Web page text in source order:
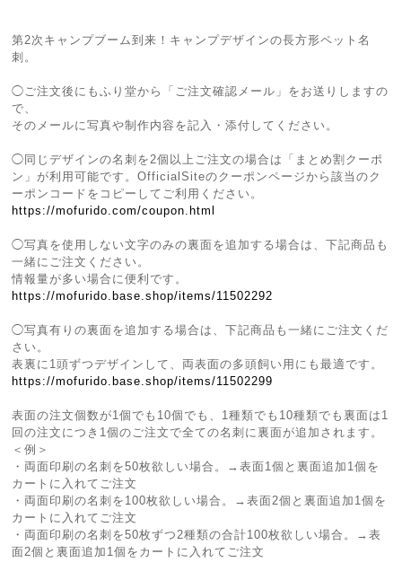
第2次キャンプブーム到来！キャンプデザインの長方形ペット名
刺。
◯ご注文後にもふり堂から「ご注文確認メール」をお送りしますの
で、
そのメールに写真や制作内容を記入・添付してください。
◯同じデザインの名刺を2個以上ご注文の場合は「まとめ割クーポ
ン」が利用可能です。OfficialSiteのクーポンページから該当のク
ーポンコードをコピーしてご利用ください。
https://mofurido.com/coupon.html
◯写真を使用しない文字のみの裏面を追加する場合は、下記商品も
一緒にご注文ください。
情報量が多い場合に便利です。
https://mofurido.base.shop/items/11502292
◯写真有りの裏面を追加する場合は、下記商品も一緒にご注文くだ
さい。
表裏に1頭ずつデザインして、両表面の多頭飼い用にも最適です。
https://mofurido.base.shop/items/11502299
表面の注文個数が1個でも10個でも、1種類でも10種類でも裏面は1
回の注文につき1個のご注文で全ての名刺に裏面が追加されます。
＜例＞
・両面印刷の名刺を50枚欲しい場合。→表面1個と裏面追加1個を
カートに入れてご注文
・両面印刷の名刺を100枚欲しい場合。→表面2個と裏面追加1個を
カートに入れてご注文
・両面印刷の名刺を50枚ずつ2種類の合計100枚欲しい場合。→表
面2個と裏面追加1個をカートに入れてご注文